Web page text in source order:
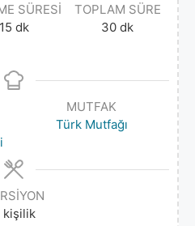
SÜRESI
15 dk
TOPLAM SÜRE
30 dk
MUTFAK
Türk Mutfağı
kişilik